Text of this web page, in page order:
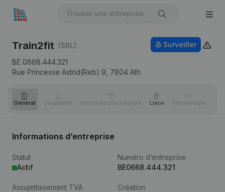
Train2fit (SRL)
BE 0668.444.321
Rue Princesse Astrid(Reb) 9, 7804 Ath
Surveiller
Général Dirigeants Structure d'entreprise Lieux Chronologie
Informations d’entreprise
Statut
Actif
Numéro d’entreprise
BE0668.444.321
Assujettissement TVA
Création